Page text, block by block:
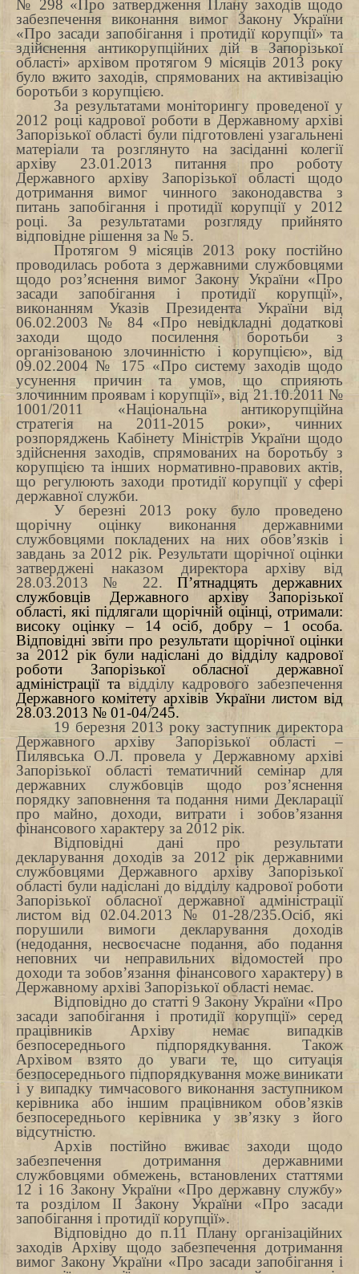
№ 298 «Про затвердження Плану заходів щодо
забезпечення виконання вимог Закону України
«Про засади запобігання і протидії корупції» та
здійснення антикорупційних дій в Запорізької
області» архівом протягом 9 місяців 2013 року
було вжито заходів, спрямованих на активізацію
боротьби з корупцією.
За результатами моніторингу проведеної у
2012 році кадрової роботи в Державному архіві
Запорізької області були підготовлені узагальнені
матеріали та розглянуто на засіданні колегії
архіву 23.01.2013 питання про роботу
Державного архіву Запорізької області щодо
дотримання вимог чинного законодавства з
питань запобігання і протидії корупції у 2012
році.
За
результатами розгляду прийнято
відповідне рішення за № 5.
Протягом 9 місяців 2013 року постійно
проводилась робота з державними службовцями
щодо роз’яснення вимог Закону України «Про
засади запобігання і протидії корупції»,
виконанням Указів Президента України від
06.02.2003 № 84 «Про невідкладні додаткові
заходи щодо посилення боротьби з
організованою злочинністю і корупцією», від
09.02.2004 № 175 «Про систему заходів щодо
усунення причин та умов, що сприяють
злочинним проявам і корупції», від 21.10.2011 №
1001/2011 «Національна антикорупційна
стратегія на 2011-2015 роки», чинних
розпоряджень Кабінету Міністрів України щодо
здійснення заходів, спрямованих на боротьбу з
корупцією та інших нормативно-правових актів,
що регулюють заходи протидії корупції у сфері
державної служби.
У березні 2013 року було проведено
щорічну оцінку виконання державними
службовцями покладених на них обов’язків і
завдань за 2012 рік. Результати щорічної оцінки
затверджені наказом директора архіву
від
28.03.2013
№ 22. П’ятнадцять державних
службовців Державного архіву Запорізької
області, які підлягали щорічній оцінці, отримали:
високу оцінку – 14 осіб, добру – 1 особа.
Відповідні звіти про результати щорічної оцінки
за 2012 рік були надіслані до відділу кадрової
роботи Запорізької обласної державної
адміністрації та відділу кадрового забезпечення
Державного комітету архівів України листом від
28.03.2013 № 01-04/245.
19 березня 2013 року заступник директора
Державного архіву Запорізької області –
Пилявська О.Л. провела у Державному архіві
Запорізької області тематичний семінар для
державних службовців щодо роз’яснення
порядку заповнення та подання ними Декларації
про майно, доходи, витрати і зобов’язання
фінансового характеру за 2012 рік.
Відповідні дані про результати
декларування доходів за 2012 рік державними
службовцями Державного архіву Запорізької
області були надіслані до відділу кадрової роботи
Запорізької обласної державної адміністрації
листом від 02.04.2013 № 01-28/235.Осіб, які
порушили вимоги декларування доходів
(недодання, несвоєчасне подання, або подання
неповних чи неправильних відомостей про
доходи та зобов’язання фінансового характеру) в
Державному архіві Запорізької області немає.
Відповідно до статті 9 Закону України «Про
засади запобігання і протидії корупції» серед
працівників Архіву немає випадків
безпосереднього підпорядкування. Також
Архівом взято до уваги те, що ситуація
безпосереднього підпорядкування може виникати
і у випадку тимчасового виконання заступником
керівника або іншим працівником обов’язків
безпосереднього керівника у зв’язку з його
відсутністю.
Архів постійно вживає заходи щодо
забезпечення дотримання державними
службовцями обмежень, встановлених статтями
12 і 16 Закону України «Про державну службу»
та розділом II Закону України «Про засади
запобігання і протидії корупції».
Відповідно до п.11 Плану організаційних
заходів Архіву щодо забезпечення дотримання
вимог Закону України «Про засади запобігання і